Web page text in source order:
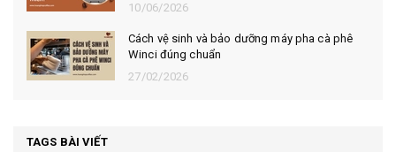
10/06/2026
Những tiêu chí đánh giá một loại bột cà phê
nguyên chất ngon
10/06/2026
TAGS BÀI VIẾT